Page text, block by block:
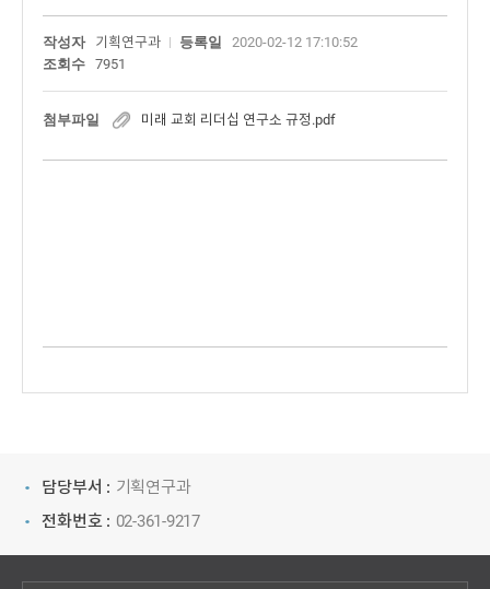
작성자 기획연구과 등록일
2020-02-12 17:10:52
조회수
7951
첨부파일 미래 교회 리더십 연구소 규정.pdf
담당부서 : 기획연구과
전화번호 : 02-361-9217